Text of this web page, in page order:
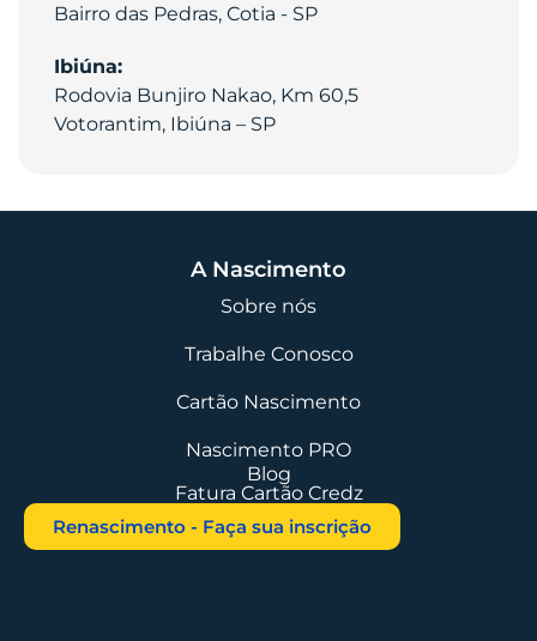
Bairro das Pedras, Cotia - SP
Ibiúna:
Rodovia Bunjiro Nakao, Km 60,5
Votorantim, Ibiúna – SP
A Nascimento
Sobre nós
Trabalhe Conosco
Cartão Nascimento
Nascimento PRO
Blog
Fatura Cartão Credz
Renascimento - Faça sua inscrição